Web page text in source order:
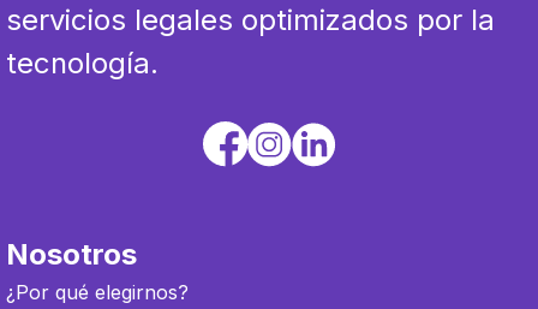
servicios legales optimizados por la
tecnología.
Nosotros
¿Por qué elegirnos?